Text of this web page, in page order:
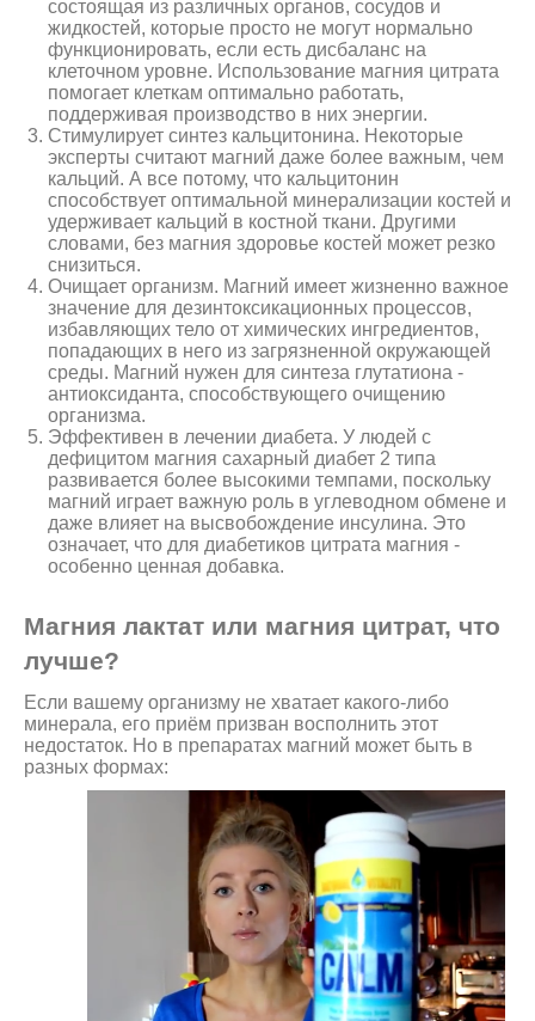
состоящая из различных органов, сосудов и
жидкостей, которые просто не могут нормально
функционировать, если есть дисбаланс на
клеточном уровне. Использование магния цитрата
помогает клеткам оптимально работать,
поддерживая производство в них энергии.
Стимулирует синтез кальцитонина. Некоторые
эксперты считают магний даже более важным, чем
кальций. А все потому, что кальцитонин
способствует оптимальной минерализации костей и
удерживает кальций в костной ткани. Другими
словами, без магния здоровье костей может резко
снизиться.
Очищает организм. Магний имеет жизненно важное
значение для дезинтоксикационных процессов,
избавляющих тело от химических ингредиентов,
попадающих в него из загрязненной окружающей
среды. Магний нужен для синтеза глутатиона -
антиоксиданта, способствующего очищению
организма.
Эффективен в лечении диабета. У людей с
дефицитом магния сахарный диабет 2 типа
развивается более высокими темпами, поскольку
магний играет важную роль в углеводном обмене и
даже влияет на высвобождение инсулина. Это
означает, что для диабетиков цитрата магния -
особенно ценная добавка.
Магния лактат или магния цитрат, что
лучше?
Если вашему организму не хватает какого-либо
минерала, его приём призван восполнить этот
недостаток. Но в препаратах магний может быть в
разных формах: